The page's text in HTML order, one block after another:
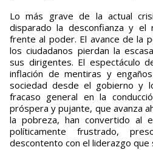
Lo más grave de la actual
disparado la desconfianza y el
frente al poder. El avance de la
los ciudadanos pierdan la
sus dirigentes. El espectáculo
inflación de mentiras y
sociedad desde el gobierno y
fracaso general en la
próspera y pujante, que avanza
la pobreza, han convertido al
políticamente frustrado,
descontento con el liderazgo que